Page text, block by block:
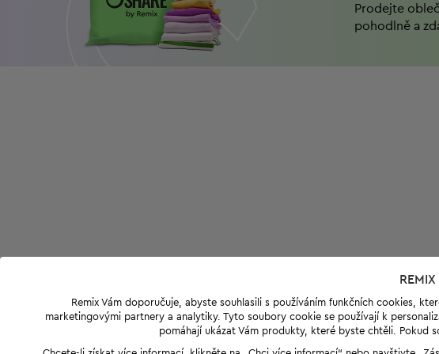
Prodejte
pohodlně a
Remix Vám doporučuje, abyste souhlasili s používáním funkčních cookies,
marketingovými partnery a analytiky. Tyto soubory cookie se používají k
pomáhají ukázat Vám produkty, které byste chtěli. Pokud